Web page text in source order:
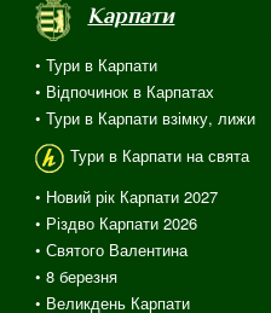
Карпати
• Тури в Карпати
• Відпочинок в Карпатах
• Тури в Карпати взімку, лижи
Тури в Карпати на свята
• Новий рік Карпати 2027
• Різдво Карпати 2026
• Святого Валентина
• 8 березня
• Великдень Карпати